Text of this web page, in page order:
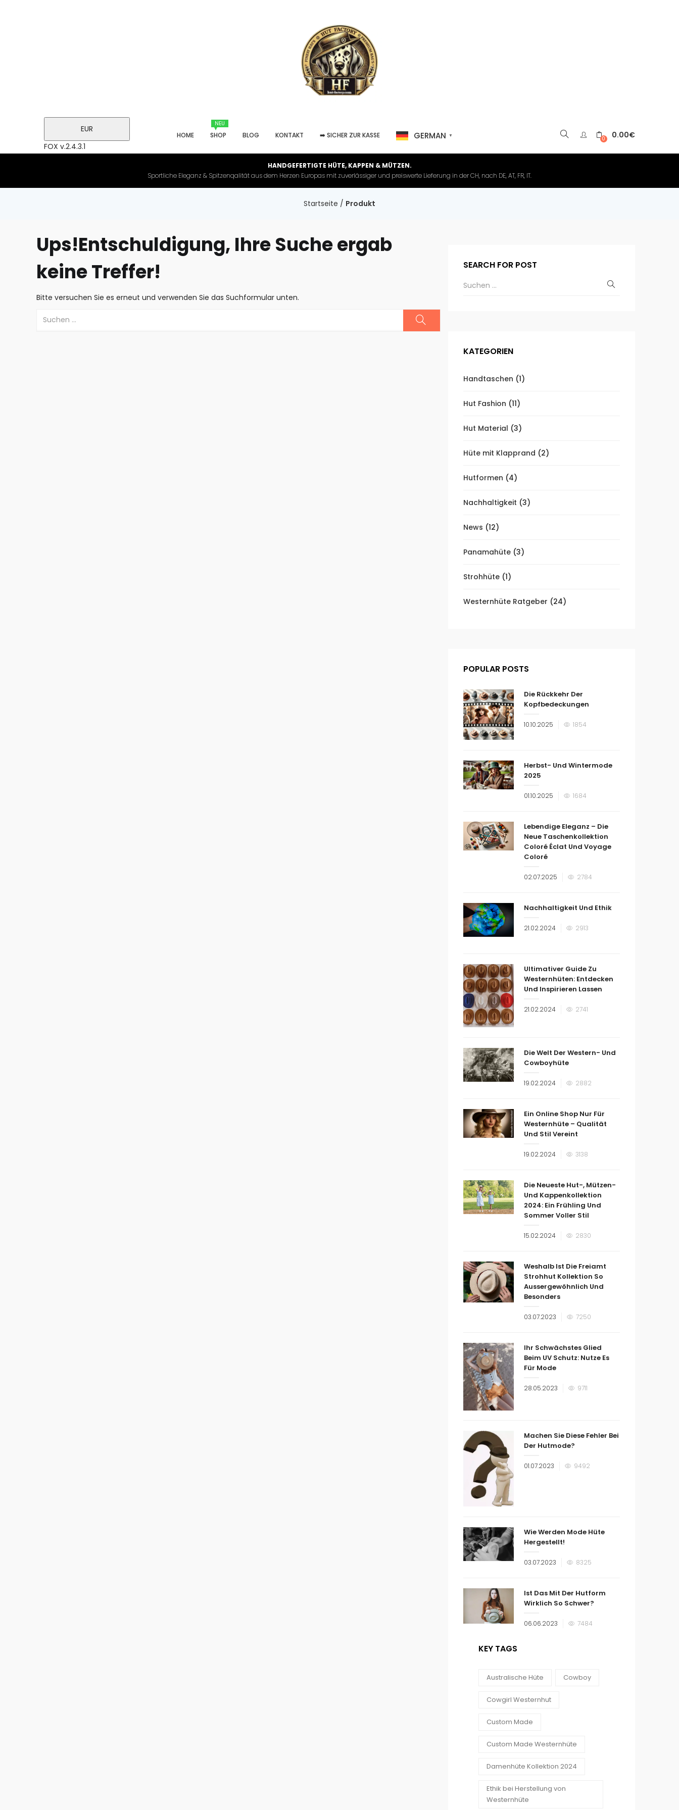
EUR
FOX v.2.4.3.1
HOME
NEU
SHOP BLOG KONTAKT ➡️ SICHER ZUR KASSE GERMAN ▼ 0 0.00€
HANDGEFERTIGTE HÜTE, KAPPEN & MÜTZEN.
Sportliche Eleganz & Spitzenqalität aus dem Herzen Europas mit zuverlässiger und preiswerte Lieferung in der CH, nach DE, AT, FR, IT.
Startseite / Produkt
Ups!Entschuldigung, Ihre Suche ergab
keine Treffer!
Bitte versuchen Sie es erneut und verwenden Sie das Suchformular unten.
SEARCH FOR POST
KATEGORIEN
Handtaschen (1)
Hut Fashion (11)
Hut Material (3)
Hüte mit Klapprand (2)
Hutformen (4)
Nachhaltigkeit (3)
News (12)
Panamahüte (3)
Strohhüte (1)
Westernhüte Ratgeber (24)
POPULAR POSTS
Die Rückkehr Der
Kopfbedeckungen
Veröffentlicht
10.10.2025 1854
Herbst- Und Wintermode
2025
Veröffentlicht
01.10.2025 1684
Lebendige Eleganz – Die
Neue Taschenkollektion
Coloré Éclat Und Voyage
Coloré
Veröffentlicht
02.07.2025 2784
Nachhaltigkeit Und Ethik
Veröffentlicht
21.02.2024 2913
Ultimativer Guide Zu
Westernhüten: Entdecken
Und Inspirieren Lassen
Veröffentlicht
21.02.2024 2741
Die Welt Der Western- Und
Cowboyhüte
Veröffentlicht
19.02.2024 2882
Ein Online Shop Nur Für
Westernhüte – Qualität
Und Stil Vereint
Veröffentlicht
19.02.2024 3138
Die Neueste Hut-, Mützen-
Und Kappenkollektion
2024: Ein Frühling Und
Sommer Voller Stil
Veröffentlicht
15.02.2024 2830
Weshalb Ist Die Freiamt
Strohhut Kollektion So
Aussergewöhnlich Und
Besonders
Veröffentlicht
03.07.2023 7250
Ihr Schwächstes Glied
Beim UV Schutz: Nutze Es
Für Mode
Veröffentlicht
28.05.2023 9711
Machen Sie Diese Fehler Bei
Der Hutmode?
Veröffentlicht
01.07.2023 9492
Wie Werden Mode Hüte
Hergestellt!
Veröffentlicht
03.07.2023 8325
Ist Das Mit Der Hutform
Wirklich So Schwer?
Veröffentlicht
06.06.2023 7484
KEY TAGS
Australische Hüte Cowboy
Cowgirl Westernhut
Custom Made
Custom Made Westernhüte
Damenhüte Kollektion 2024
Ethik bei Herstellung von
Westernhüte